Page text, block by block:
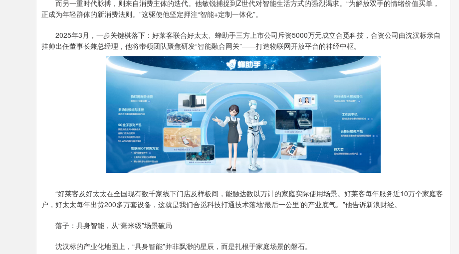
而另一重时代脉搏，则来自消费主体的迭代。他敏锐捕捉到Z世代对智能生活方式的强烈渴求。“为解放双手的情绪价值买单，
正成为年轻群体的新消费法则。”这驱使他坚定押注“智能+定制一体化”。
2025年3月，一步关键棋落下：好莱客联合好太太、蜂助手三方上市公司斥资5000万元成立合觅科技，合资公司由沈汉标亲自
挂帅出任董事长兼总经理，他将带领团队聚焦研发“智能融合网关”——打造物联网开放平台的神经中枢。
“好莱客及好太太在全国现有数千家线下门店及样板间，能触达数以万计的家庭实际使用场景。好莱客每年服务近10万个家庭客
户，好太太每年出货200多万套设备，这就是我们合觅科技打通技术落地‘最后一公里’的产业底气。”他告诉新浪财经。
落子：具身智能，从“毫米级”场景破局
沈汉标的产业化地图上，“具身智能”并非飘渺的星辰，而是扎根于家庭场景的磐石。